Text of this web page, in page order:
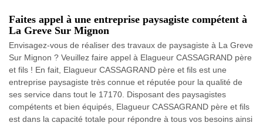
Faites appel à une entreprise paysagiste compétent à
La Greve Sur Mignon
Envisagez-vous de réaliser des travaux de paysagiste à La Greve
Sur Mignon ? Veuillez faire appel à Elagueur CASSAGRAND père
et fils ! En fait, Elagueur CASSAGRAND père et fils est une
entreprise paysagiste très connue et réputée pour la qualité de
ses service dans tout le 17170. Disposant des paysagistes
compétents et bien équipés, Elagueur CASSAGRAND père et fils
est dans la capacité totale pour répondre à tous vos besoins ainsi